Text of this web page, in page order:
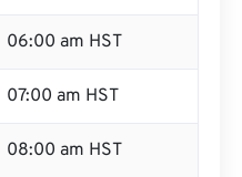
06:00 am HST
07:00 am HST
08:00 am HST